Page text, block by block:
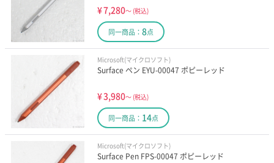
¥7,280～ (税込)
同一商品： 8点
Microsoft(マイクロソフト)
Surface ペン EYU-00047 ポピーレッド
¥3,980～ (税込)
同一商品： 14点
Microsoft(マイクロソフト)
Surface Pen FPS-00047 ポピーレッド